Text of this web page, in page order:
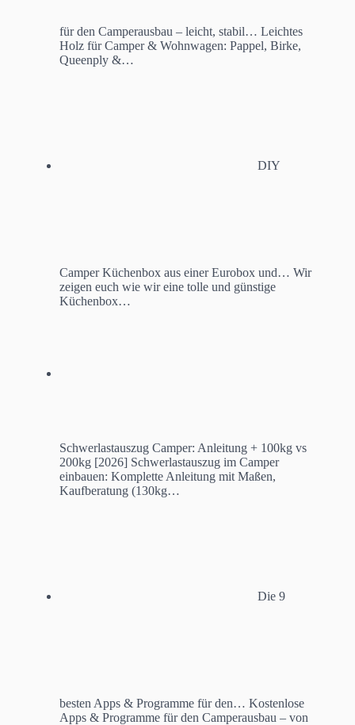
für den Camperausbau – leicht, stabil… Leichtes
Holz für Camper & Wohnwagen: Pappel, Birke,
Queenply &…
DIY
Camper Küchenbox aus einer Eurobox und… Wir
zeigen euch wie wir eine tolle und günstige
Küchenbox…
Schwerlastauszug Camper: Anleitung + 100kg vs
200kg [2026] Schwerlastauszug im Camper
einbauen: Komplette Anleitung mit Maßen,
Kaufberatung (130kg…
Die 9
besten Apps & Programme für den… Kostenlose
Apps & Programme für den Camperausbau – von